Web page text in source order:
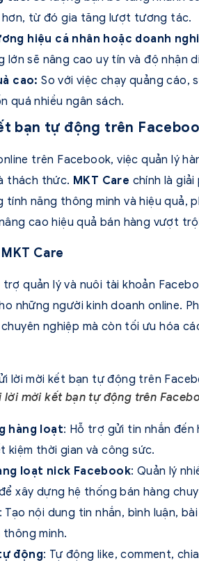
hơn, từ đó gia tăng lượt tương tác.
hiệu cá nhân hoặc doanh
lớn sẽ nâng cao uy tín và độ nhận
cao: So với việc chạy quảng
quá nhiều ngân sách.
bạn tự động trên
trên Facebook, việc quản lý
thách thức. MKT Care chính là
tính năng thông minh và hiệu quả,
cao hiệu quả bán hàng vượt
Care
trợ quản lý và nuôi tài khoản
những người kinh doanh online.
nghiệp mà còn tối ưu hóa
lời mời kết bạn tự động trên
hàng loạt: Hỗ trợ gửi tin nhắn đến
thời gian và công sức.
loạt nick Facebook: Quản lý
xây dựng hệ thống bán hàng
: Tạo nội dung tin nhắn, bình luận,
minh.
động: Tự động like, comment,